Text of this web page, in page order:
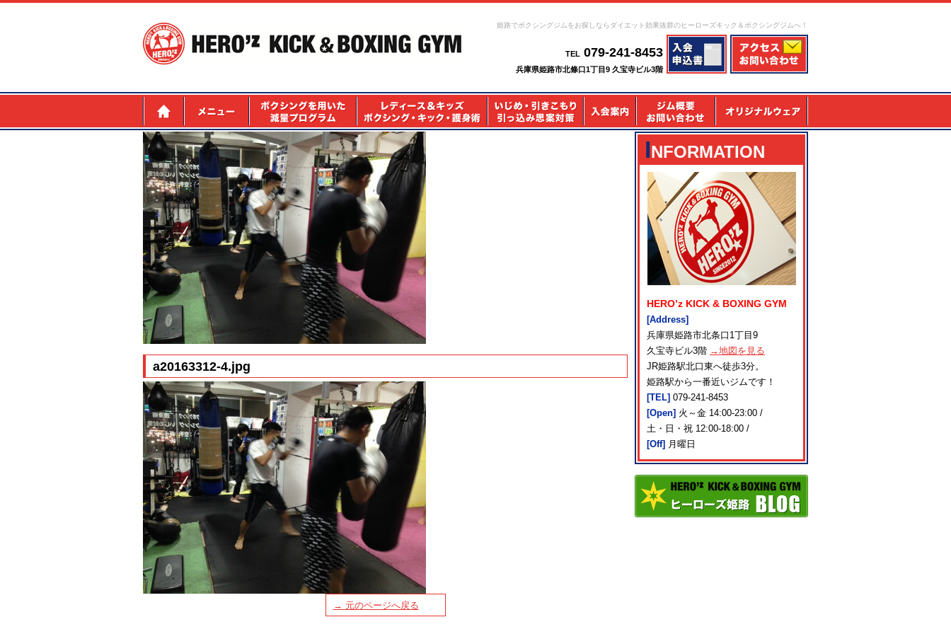
姫路でボクシングジムをお探しならダイエット効果抜群のヒーローズキック＆ボクシングジムへ！
TEL 079-241-8453
兵庫県姫路市北條口1丁目9 久宝寺ビル3階
a20163312-4.jpg
→ 元のページへ戻る
INFORMATION
HERO’z KICK & BOXING GYM
[Address]
兵庫県姫路市北条口1丁目9
久宝寺ビル3階 →地図を見る
JR姫路駅北口東へ徒歩3分。
姫路駅から一番近いジムです！
[TEL] 079-241-8453
[Open] 火～金 14:00-23:00 /
土・日・祝 12:00-18:00 /
[Off] 月曜日